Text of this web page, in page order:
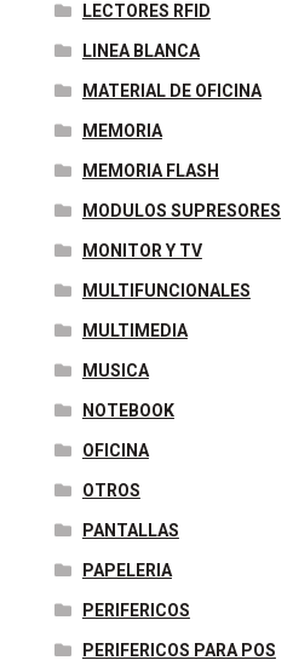
LECTORES RFID
LINEA BLANCA
MATERIAL DE OFICINA
MEMORIA
MEMORIA FLASH
MODULOS SUPRESORES
MONITOR Y TV
MULTIFUNCIONALES
MULTIMEDIA
MUSICA
NOTEBOOK
OFICINA
OTROS
PANTALLAS
PAPELERIA
PERIFERICOS
PERIFERICOS PARA POS